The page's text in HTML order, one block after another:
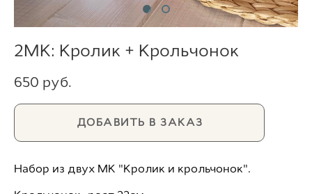
2МК: Кролик + Крольчонок
650 pуб.
ДОБАВИТЬ В ЗАКАЗ
Набор из двух МК "Кролик и крольчонок".